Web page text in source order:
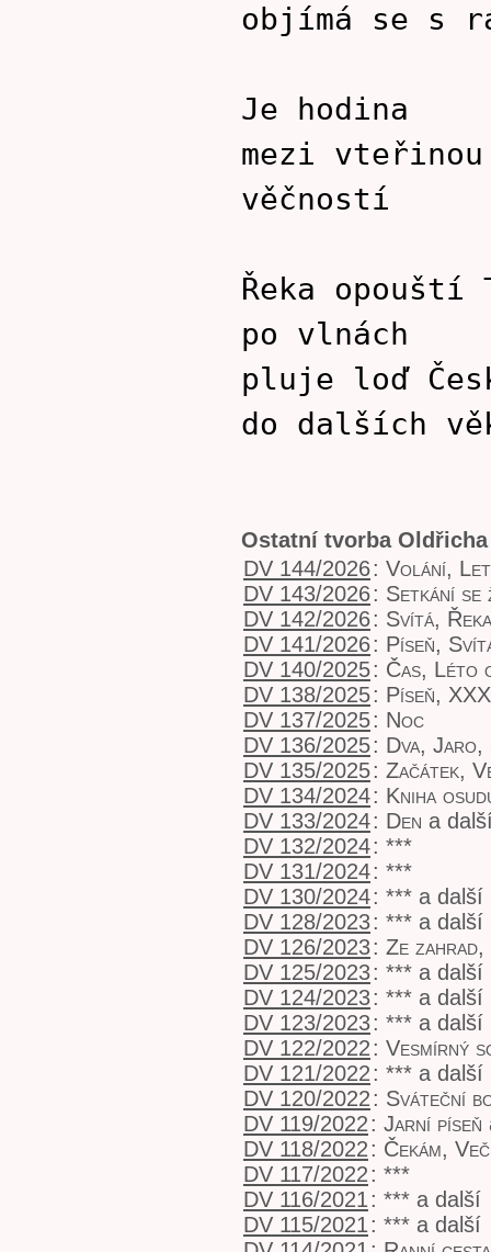
objímá se s
Je hodina
mezi vteřinou
věčností
Řeka opouští
po vlnách
pluje loď
do dalších
Ostatní tvorba
DV 144/2026: Volání,
DV 143/2026: Setkání se
DV 142/2026: Svítá,
DV 141/2026: Píseň,
DV 140/2025: Čas, Léto
DV 138/2025: Píseň, XXX
DV 137/2025: Noc
DV 136/2025: Dva, Jaro,
DV 135/2025: Začátek,
DV 134/2024: Kniha
DV 133/2024: Den a
DV 132/2024: ***
DV 131/2024: ***
DV 130/2024: *** a další
DV 128/2023: *** a další
DV 126/2023: Ze zahrad,
DV 125/2023: *** a další
DV 124/2023: *** a další
DV 123/2023: *** a další
DV 122/2022: Vesmírný
DV 121/2022: *** a další
DV 120/2022: Sváteční
DV 119/2022: Jarní píseň
DV 118/2022: Čekám,
DV 117/2022: ***
DV 116/2021: *** a další
DV 115/2021: *** a další